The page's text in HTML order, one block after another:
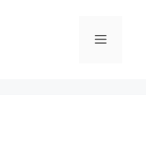
Menu